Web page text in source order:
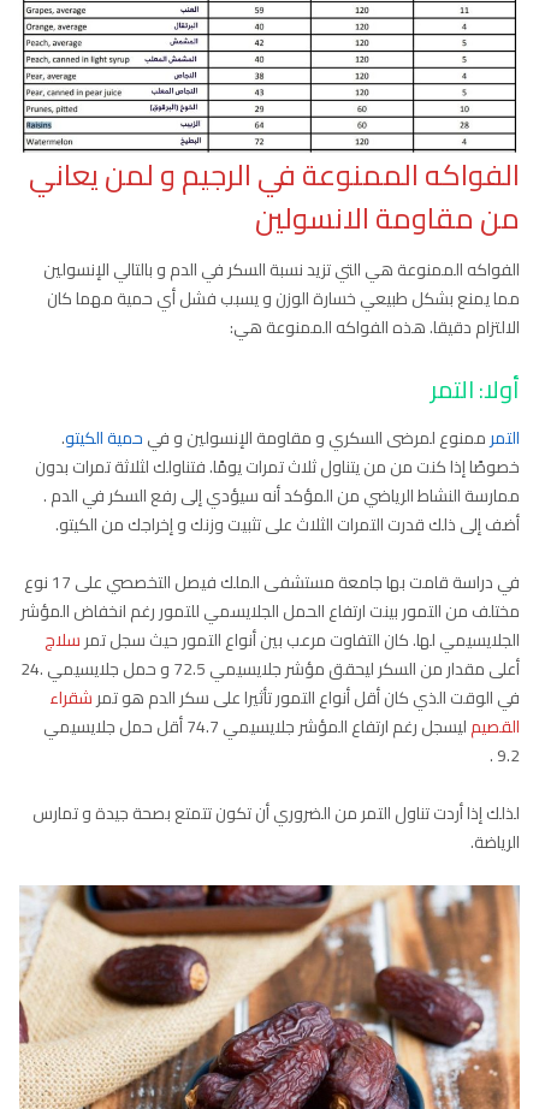
الفواكه الممنوعة في الرجيم و لمن يعاني
من مقاومة الانسولين
الفواكه الممنوعة هي التي تزيد نسبة السكر في الدم و بالتالي الإنسولين
مما يمنع بشكل طبيعي خسارة الوزن و يسبب فشل أي حمية مهما كان
الالتزام دقيقا. هذه الفواكه الممنوعة هي:
أولا: التمر
التمرممنوع لمرضى السكري و مقاومة الإنسولين و فيحمية الكيتو.
خصوصًا إذا كنت من من يتناول ثلاث تمرات يومًا. فتناولك لثلاثة تمرات بدون
ممارسة النشاط الرياضي من المؤكد أنه سيؤدي إلى رفع السكر في الدم .
أضف إلى ذلك قدرت التمرات الثلاث على تثبيت وزنك و إخراجك من الكيتو.
في دراسة قامت بها جامعة مستشفى الملك فيصل التخصصي على 17 نوع
مختلف من التمور بينت ارتفاع الحمل الجلايسمي للتمور رغم انخفاض المؤشر
الجلايسيمي لها. كان التفاوت مرعب بين أنواع التمور حيث سجل تمرسلاج
أعلى مقدار من السكر ليحقق مؤشر جلايسيمي 72.5 و حمل جلايسيمي .24
في الوقت الذي كان أقل أنواع التمور تأثيرا على سكر الدم هو تمرشقراء
القصيم
ليسجل رغم ارتفاع المؤشر جلايسيمي 74.7 أقل حمل جلايسيمي
9.2 .
لذلك إذا أردت تناول التمر من الضروري أن تكون تتمتع بصحة جيدة و تمارس
الرياضة.